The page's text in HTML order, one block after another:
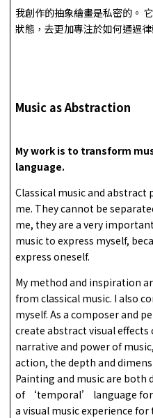
我創作的抽象繪畫是私密的。
狀態，去更加專注於如何通過
Music as Abstraction
My work is to transform
language.
Classical music and
me. They cannot be
me, they are a very
music to express myself,
express oneself.
My method and inspiration
from classical music. I also
myself. As a composer and
create abstract visual
narrative and power of
action, the depth and
Painting and music are both
of ‘temporal’ language for
a visual music experience for